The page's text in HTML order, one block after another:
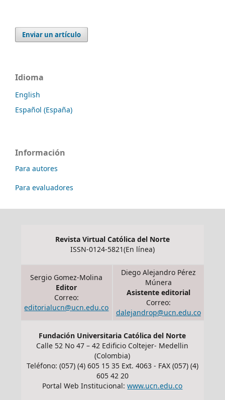
Enviar un artículo
Idioma
English
Español (España)
Información
Para autores
Para evaluadores
Revista Virtual Católica del Norte
ISSN-0124-5821(En línea)
Sergio Gomez-Molina
Editor
Correo:
editorialucn@ucn.edu.co
Diego Alejandro Pérez
Múnera
Asistente editorial
Correo:
dalejandrop@ucn.edu.co
Fundación Universitaria Católica del Norte
Calle 52 No 47 – 42 Edificio Coltejer- Medellin
(Colombia)
Teléfono: (057) (4) 605 15 35 Ext. 4063 - FAX (057) (4)
605 42 20
Portal Web Institucional:www.ucn.edu.co